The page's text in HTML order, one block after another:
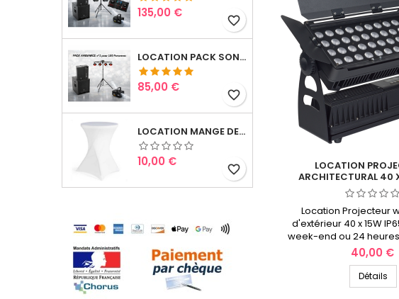
Prix
135,00 €
favorite_border
LOCATION PACK SONO & LUMIERES 1
Prix
85,00 €
favorite_border
LOCATION MANGE DEBOUT AVEC LYCRA BLANC
Prix
10,00 €
favorite_border
LOCATION
ARCHITECTURAL 40
Location Projecteur
d'extérieur 40 x 15W
week-end ou 24
SonoPulse Location
France
Prix
40,00 €
Détails